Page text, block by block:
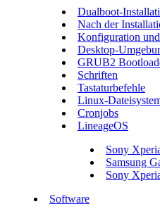
Dualboot-
Nach der
Konfiguration
Desktop-
GRUB2
Schriften
Tastaturbefehle
Linux-
Cronjobs
LineageOS
Sony
Samsung
Sony
Software